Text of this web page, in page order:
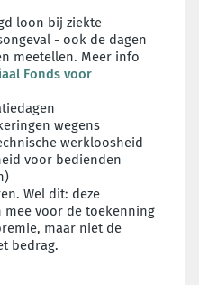
loon bij ziekte
- ook de dagen
meetellen. Meer info
Fonds voor
wegens
werkloosheid
voor bedienden
Wel dit: deze
voor de toekenning
maar niet de
bedrag.